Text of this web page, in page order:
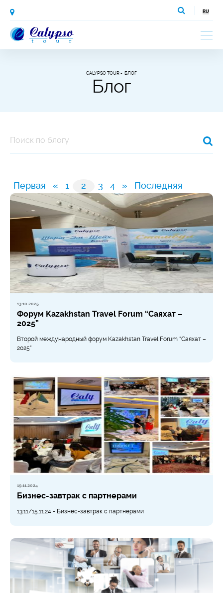
CALYPSO TOUR БЛОГ
Блог
Первая « 1 2 3 4 » Последняя
13.10.2025
Форум Kazakhstan Travel Forum “Саяхат –
2025”
Второй международный форум Kazakhstan Travel Forum “Саяхат –
2025”
19.11.2024
Бизнес-завтрак с партнерами
13.11/15.11.24 - Бизнес-завтрак с партнерами